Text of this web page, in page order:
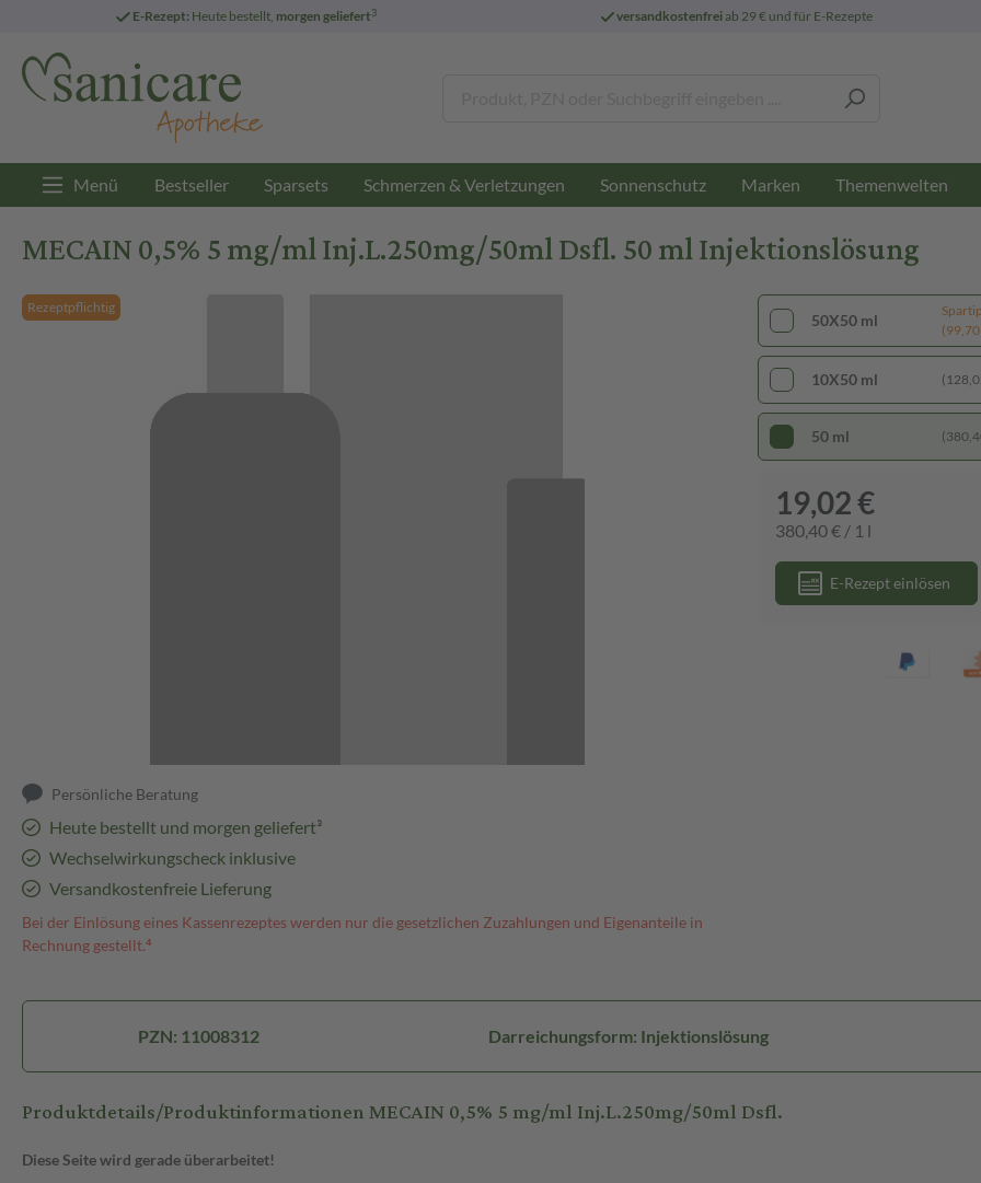
E-Rezept: Heute bestellt, morgen geliefert3 versandkostenfreiab 29 € und für E-Rezepte
Menü Bestseller Sparsets Schmerzen & Verletzungen Sonnenschutz Marken Themenwelten
MECAIN 0,5% 5 mg/ml Inj.L.250mg/50ml Dsfl. 50 ml Injektionslösung
Rezeptpflichtig
Persönliche Beratung
Heute bestellt und morgen geliefert³
Wechselwirkungscheck inklusive
Versandkostenfreie Lieferung
Bei der Einlösung eines Kassenrezeptes werden nur die gesetzlichen Zuzahlungen und Eigenanteile in
Rechnung gestellt.⁴
50X50 ml
(99,70
10X50 ml
50 ml
19,02 €
380,40 € / 1 l
E-Rezept einlösen
PZN: 11008312 Darreichungsform: Injektionslösung
Produktdetails/Produktinformationen MECAIN 0,5% 5 mg/ml Inj.L.250mg/50ml Dsfl.
Diese Seite wird gerade überarbeitet!